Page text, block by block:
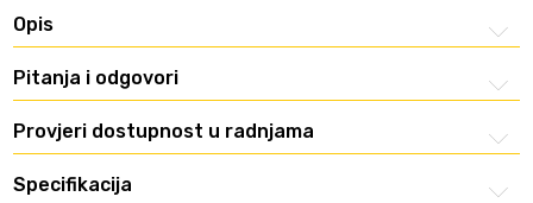
Opis
Pitanja i odgovori
Provjeri dostupnost u radnjama
Specifikacija